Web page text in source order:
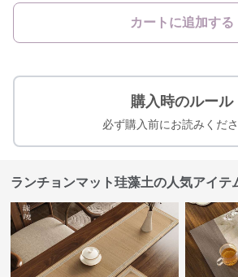
カートに追加する
購入時のルール
必ず購入前にお読みくださ
ランチョンマット珪藻土の人気アイテ